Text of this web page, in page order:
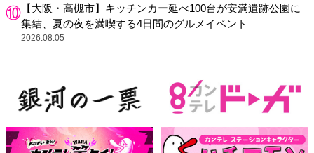
【大阪・高槻市】キッチンカー延べ100台が安満遺跡公園に
集結、夏の夜を満喫する4日間のグルメイベント
2026.08.05